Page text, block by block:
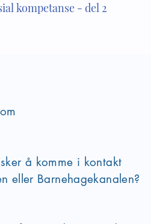
kompetanse - del 2
å komme i kontakt
eller Barnehagekanalen?